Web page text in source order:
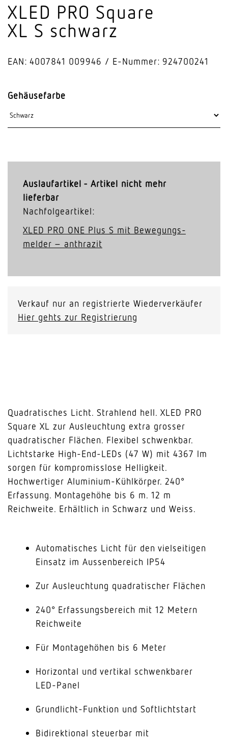
XLED PRO Square
XL S schwarz
EAN: 4007841 009946 E-Nummer: 924700241
Gehäusefarbe
Auslaufartikel - Artikel nicht mehr
lieferbar
Nachfolgeartikel:
XLED PRO ONE Plus S mit Bewe­gungs­
melder – anthrazit
Verkauf nur an registrierte Wiederverkäufer
Hier gehts zur Registrierung
Quadratisches Licht. Strahlend hell. XLED PRO
Square XL zur Ausleuchtung extra grosser
quadratischer Flächen. Flexibel schwenkbar.
Lichtstarke High-End-LEDs (47 W) mit 4367 lm
sorgen für kompromisslose Helligkeit.
Hochwertiger Aluminium-Kühlkörper. 240°
Erfassung. Montagehöhe bis 6 m. 12 m
Reichweite. Erhältlich in Schwarz und Weiss.
Automatisches Licht für den vielseitigen
Einsatz im Aussenbereich IP54
Zur Ausleuchtung quadratischer Flächen
240° Erfassungsbereich mit 12 Metern
Reichweite
Für Montagehöhen bis 6 Meter
Horizontal und vertikal schwenkbarer
LED-Panel
Grundlicht-Funktion und Softlichtstart
Bidirektional steuerbar mit